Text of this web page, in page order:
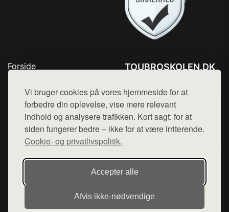
Vi bruger cookies på vores hjemmeside for at
forbedre din oplevelse, vise mere relevant
indhold og analysere trafikken. Kort sagt: for at
siden fungerer bedre – ikke for at være irriterende.
Cookie- og privatlivspolitik.
Accepter alle
Afvis ikke‑nødvendige
Forside
Top Rabatter
Blog
Kontakt
TOUBROSKOLEN.DK
Mail: hej@want.dk
Cookie- og privatlivspolitik
Denne side er en del af want.dk, der udgiver en række
hjemmesider med præsentation af forskellige produkter fra
diverse webshops. Der sælges ikke varer fra denne side - vi
henviser til de shops, som sælger varen. Vi har heller ikke